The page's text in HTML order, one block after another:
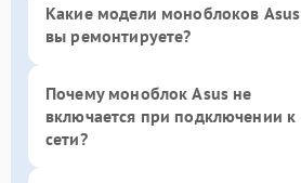
Какие модели моноблоков Asus
вы ремонтируете?
Почему моноблок Asus не
включается при подключении к
сети?